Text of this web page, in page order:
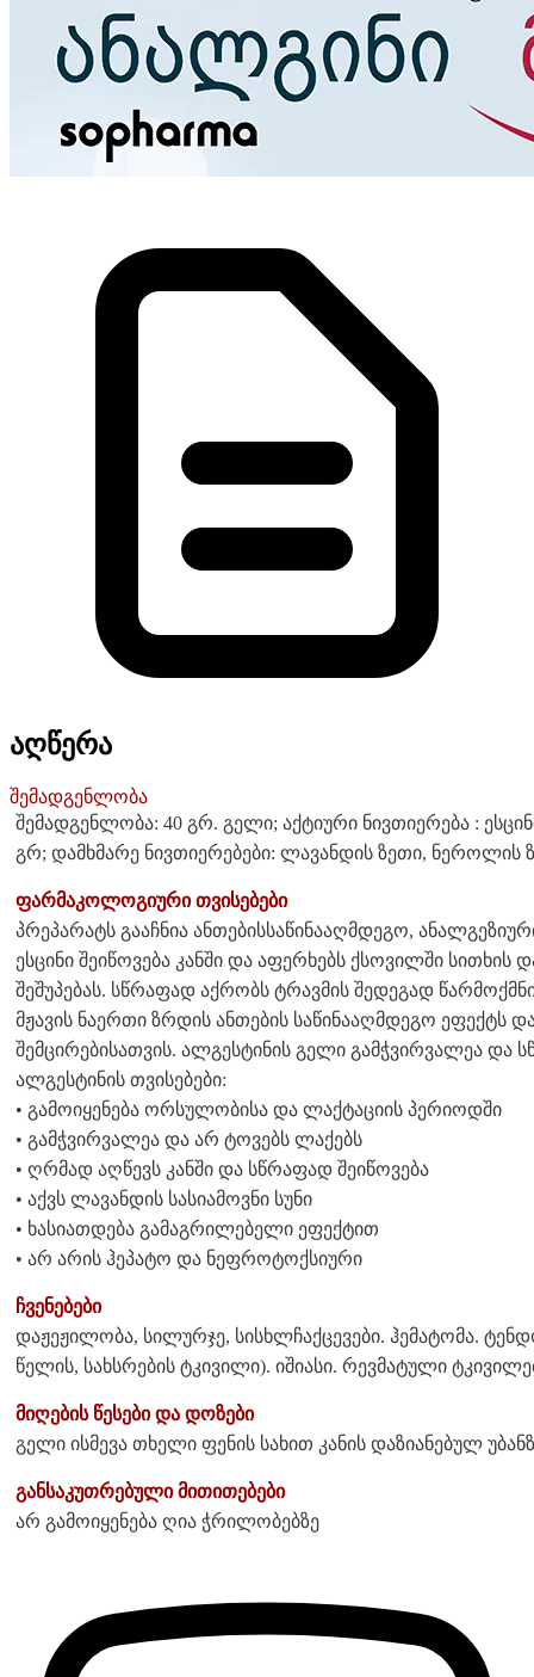
აღწერა
შემადგენლობა
შემადგენლობა: 40 გრ. გელი; აქტიური ნივთიერება :
გრ; დამხმარე ნივთიერებები: ლავანდის ზეთი,
ფარმაკოლოგიური თვისებები
პრეპარატს გააჩნია ანთებისსაწინააღმდეგო,
ესცინი შეიწოვება კანში და აფერხებს ქსოვილში
შეშუპებას. სწრაფად აქრობს ტრავმის შედეგად
მჟავის ნაერთი ზრდის ანთების საწინააღმდეგო ეფექტს
შემცირებისათვის. ალგესტინის გელი გამჭვირვალეა და
ალგესტინის თვისებები:
• გამოიყენება ორსულობისა და ლაქტაციის პერიოდში
• გამჭვირვალეა და არ ტოვებს ლაქებს
• ღრმად აღწევს კანში და სწრაფად შეიწოვება
• აქვს ლავანდის სასიამოვნი სუნი
• ხასიათდება გამაგრილებელი ეფექტით
• არ არის ჰეპატო და ნეფროტოქსიური
ჩვენებები
დაჟეჟილობა, სილურჯე, სისხლჩაქცევები. ჰემატომა.
წელის, სახსრების ტკივილი). იშიასი. რევმატული
მიღების წესები და დოზები
გელი ისმევა თხელი ფენის სახით კანის დაზიანებულ
განსაკუთრებული მითითებები
არ გამოიყენება ღია ჭრილობებზე